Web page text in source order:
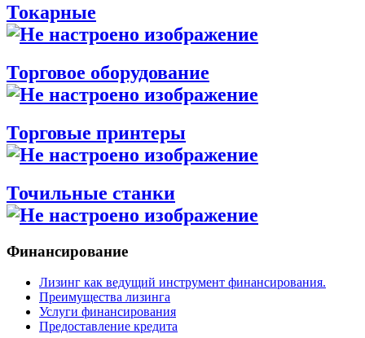
Токарные
Торговое оборудование
Торговые принтеры
Точильные станки
Финансирование
Лизинг как ведущий инструмент финансирования.
Преимущества лизинга
Услуги финансирования
Предоставление кредита